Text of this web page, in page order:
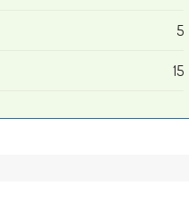
5
15